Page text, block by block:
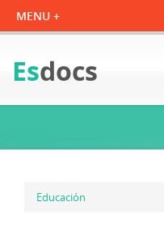
Esdocs
Educación